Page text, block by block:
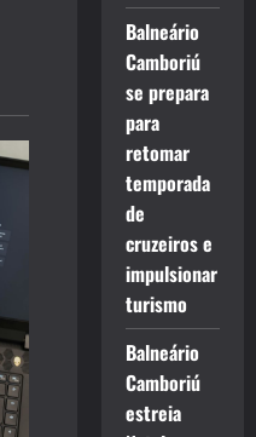
Balneário
Camboriú
se prepara
para
retomar
temporada
de
cruzeiros e
impulsionar
turismo
Balneário
Camboriú
estreia